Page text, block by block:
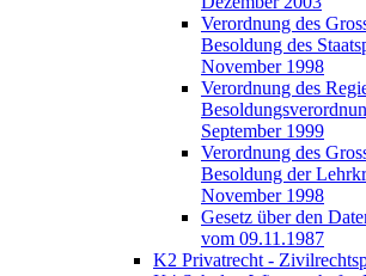
Verordnung des
Besoldung des
November 1998
Verordnung des
September 1999
Verordnung des
Besoldung der
November 1998
Gesetz über den
vom 09.11.1987
K2 Privatrecht -